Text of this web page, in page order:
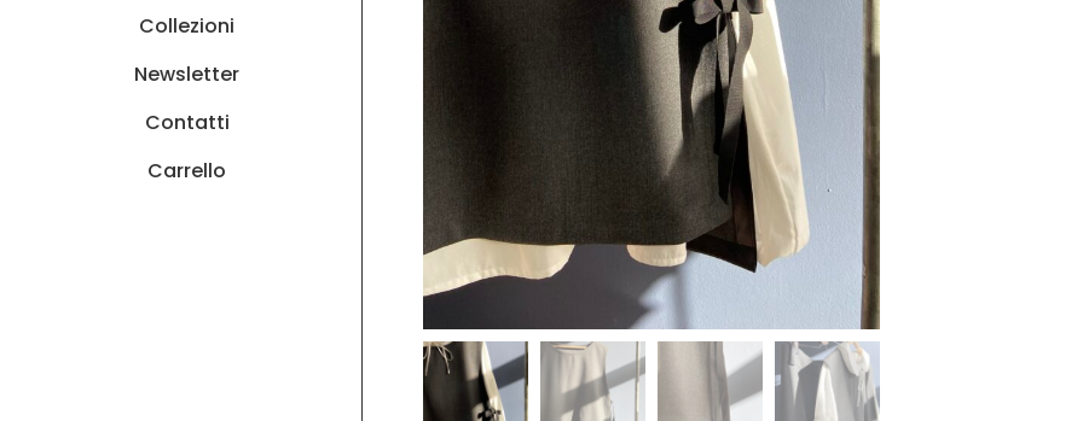
Collezioni
Newsletter
Contatti
Carrello